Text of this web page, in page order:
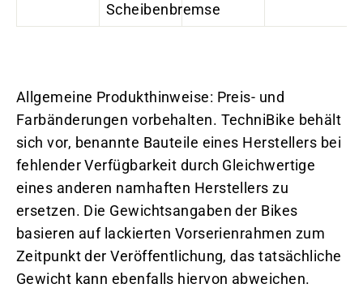
Scheibenbremse
Allgemeine Produkthinweise: Preis- und
Farbänderungen vorbehalten. TechniBike behält
sich vor, benannte Bauteile eines Herstellers bei
fehlender Verfügbarkeit durch Gleichwertige
eines anderen namhaften Herstellers zu
ersetzen. Die Gewichtsangaben der Bikes
basieren auf lackierten Vorserienrahmen zum
Zeitpunkt der Veröffentlichung, das tatsächliche
Gewicht kann ebenfalls hiervon abweichen.